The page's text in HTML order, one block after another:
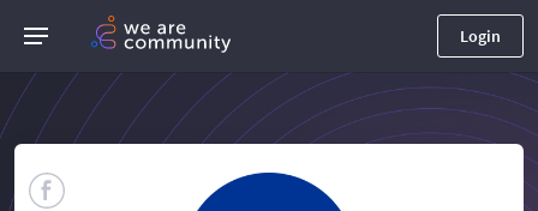
Login